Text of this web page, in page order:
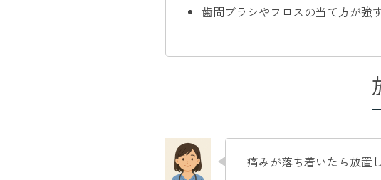
歯間ブラシやフロスの当て方が強
痛みが落ち着いたら放置